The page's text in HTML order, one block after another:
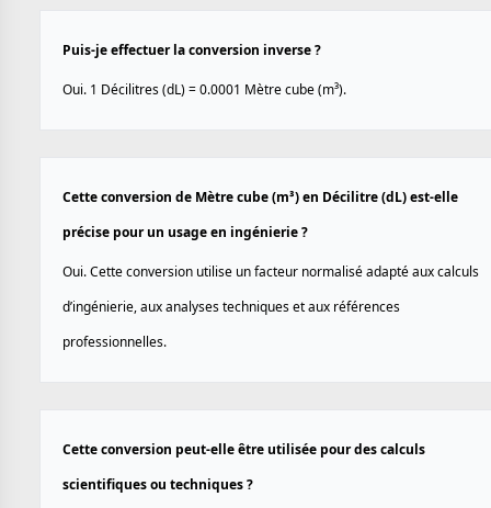
Puis-je effectuer la conversion inverse ?
Oui. 1 Décilitres (dL) = 0.0001 Mètre cube (m³).
Cette conversion de Mètre cube (m³) en Décilitre (dL) est-elle
précise pour un usage en ingénierie ?
Oui. Cette conversion utilise un facteur normalisé adapté aux calculs
d’ingénierie, aux analyses techniques et aux références
professionnelles.
Cette conversion peut-elle être utilisée pour des calculs
scientifiques ou techniques ?